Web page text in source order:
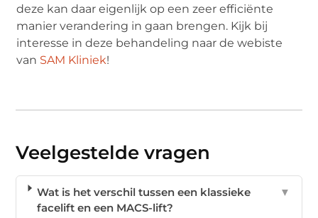
deze kan daar eigenlijk op een zeer efficiënte
manier verandering in gaan brengen. Kijk bij
interesse in deze behandeling naar de webiste
van SAM Kliniek!
Veelgestelde vragen
Wat is het verschil tussen een klassieke
facelift en een MACS-lift?
▼